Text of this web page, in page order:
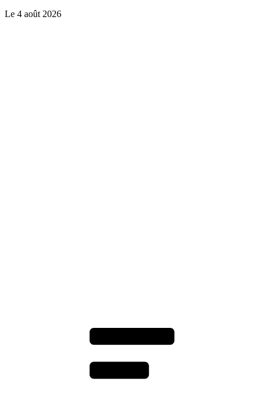
Le 4 août 2026